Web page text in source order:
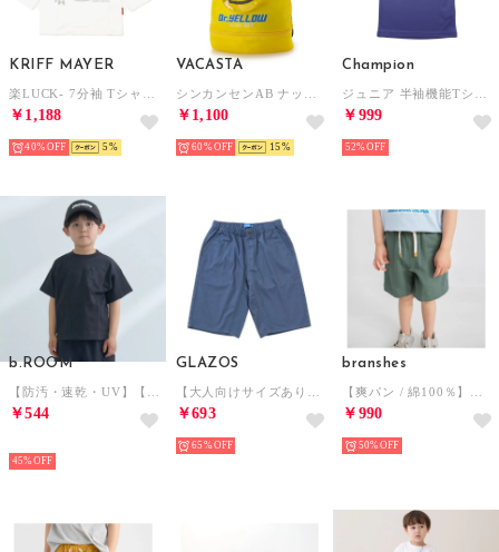
KRIFF MAYER
￥1,188
40% 5
VACASTA
￥1,100
60% 15
Champion
￥999
52%
b.ROOM
￥544
45%
GLAZOS
￥693
65%
branshes
￥990
50%